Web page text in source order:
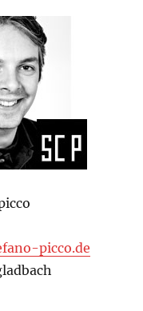
AUF HOHE
picco.de